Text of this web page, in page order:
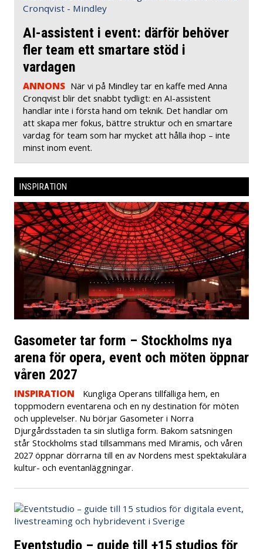
AI-assistent i event: därför behöver
fler team ett smartare stöd i
vardagen
ANNONS När vi på Mindley tar en kaffe med Anna
Cronqvist blir det snabbt tydligt: en AI-assistent
handlar inte i första hand om teknik. Det handlar om
att skapa mer fokus, bättre struktur och en smartare
vardag för team som har mycket att hålla ihop – inte
minst inom event.
INSPIRATION
Gasometer tar form – Stockholms nya
arena för opera, event och möten öppnar
våren 2027
INSPIRATION
Kungliga Operans tillfälliga hem, en
toppmodern eventarena och en ny destination för möten
och upplevelser. Nu börjar Gasometer i Norra
Djurgårdsstaden ta sin slutliga form. Bakom satsningen
står Stockholms stad tillsammans med Miramis, och våren
2027 öppnar dörrarna till en av Nordens mest spektakulära
kultur- och eventanläggningar.
Eventstudio – guide till +15 studios för